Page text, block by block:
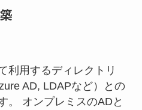
利用するディレクトリ
AD, LDAPなど）との
。 オンプレミスのADと